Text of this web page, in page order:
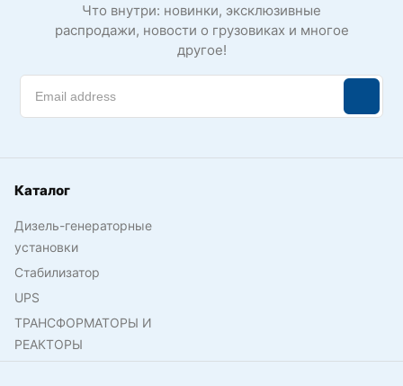
Что внутри: новинки, эксклюзивные
распродажи, новости о грузовиках и многое
другое!
Каталог
Дизель-генераторные
установки
Стабилизатор
UPS
ТРАНСФОРМАТОРЫ И
РЕАКТОРЫ